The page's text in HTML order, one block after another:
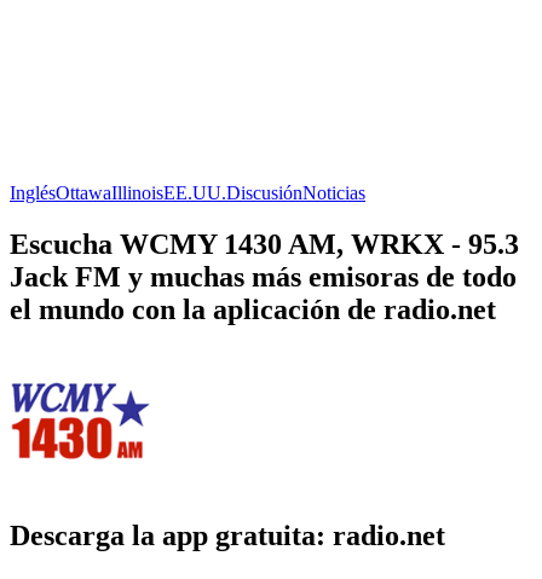
InglésOttawaIllinoisEE.UU.DiscusiónNoticias
Escucha WCMY 1430 AM, WRKX - 95.3
Jack FM y muchas más emisoras de todo
el mundo con la aplicación de radio.net
Descarga la app gratuita: radio.net